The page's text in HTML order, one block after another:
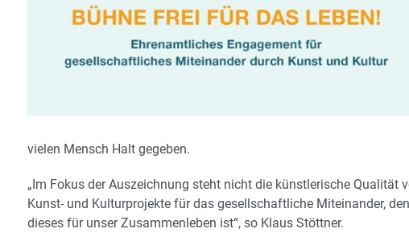
vielen Mensch Halt gegeben.
„Im Fokus der Auszeichnung steht nicht die künstlerische Qualität
Kunst- und Kulturprojekte für das gesellschaftliche Miteinander,
dieses für unser Zusammenleben ist“, so Klaus Stöttner.